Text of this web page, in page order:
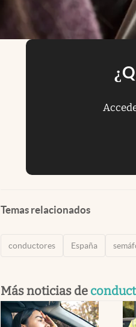
Temas relacionados
conductores España
Más noticias de